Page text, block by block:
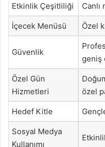
Etkinlik Çeşitliliği
İçecek Menüsü Özel
Güvenlik
geniş
Özel Gün
Hizmetleri
özel
Hedef Kitle
Sosyal Medya
Kullanımı